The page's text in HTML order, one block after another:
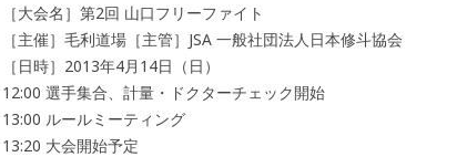
［大会名］第2回 山口フリーファイト
［主催］毛利道場［主管］JSA 一般社団法人日本修斗協会
［日時］2013年4月14日（日）
12:00 選手集合、計量・ドクターチェック開始
13:00 ルールミーティング
13:20 大会開始予定